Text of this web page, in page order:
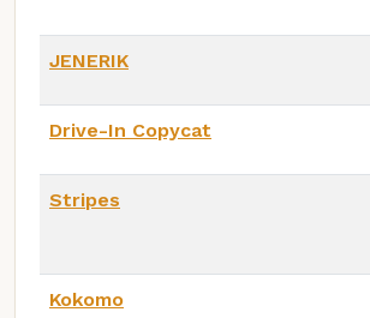
JENERIK
Drive-In Copycat
Stripes
Kokomo